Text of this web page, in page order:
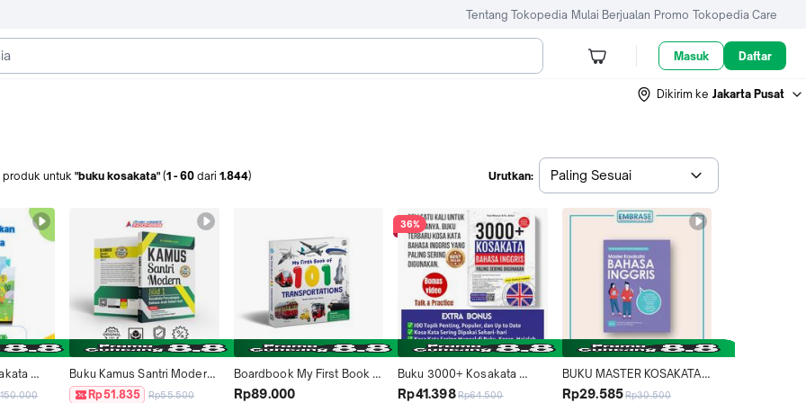
Tentang Tokopedia Mulai Berjualan Promo Tokopedia Care
Masuk Daftar
Dikirim ke Jakarta Pusat
produk untuk "buku kosakata" (1 -60 dari 1.844) Urutkan: Paling Sesuai
Buku Kamus Santri Modern
Jilid 1 : Kosakata
Rp51.835 Rp55.500
Boardbook My First Book
of 101 (Buku Kosakata) -
Rp89.000
36%
Buku 3000+ Kosakata
Bahasa Inggris Paling
Rp41.398Rp64.500
BUKU MASTER KOSAKATA
BAHASA INGGRIS -
Rp29.585Rp30.500